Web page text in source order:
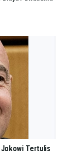
Jokowi Tertulis